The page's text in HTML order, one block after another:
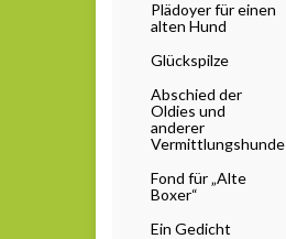
Plädoyer für einen
alten Hund
Glückspilze
Abschied der
Oldies und
anderer
Vermittlungshunde
Fond für „Alte
Boxer“
Ein Gedicht